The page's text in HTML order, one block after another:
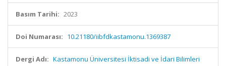
Basım Tarihi: 2023
Doi Numarası: 10.21180/iibfdkastamonu.1369387
Dergi Adı: Kastamonu Üniversitesi İktisadi ve İdari Bilimleri